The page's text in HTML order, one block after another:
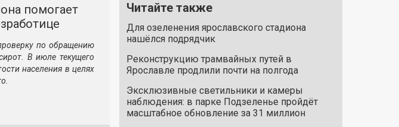
помогает
по обращению
В июле текущего
населения в целях
Читайте также
Для озеленения ярославского стадиона
нашёлся подрядчик
Реконструкцию трамвайных путей в
Ярославле продлили почти на полгода
Эксклюзивные светильники и камеры
наблюдения: в парке Подзеленье пройдёт
масштабное обновление за 31 миллион